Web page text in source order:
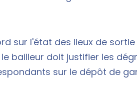
sur l'état des lieux de sortie
le bailleur doit justifier les
sur le dépôt de